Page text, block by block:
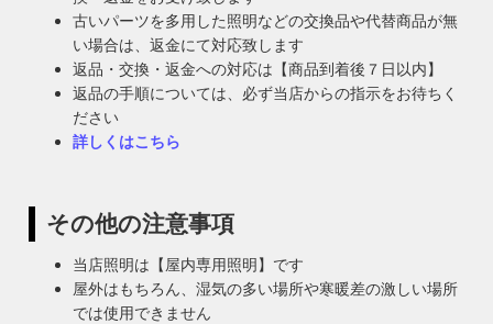
古いパーツを多用した照明などの交換品や代替商品が無
い場合は、返金にて対応致します
返品・交換・返金への対応は【商品到着後７日以内】
返品の手順については、必ず当店からの指示をお待ちく
ださい
詳しくはこちら
その他の注意事項
当店照明は【屋内専用照明】です
屋外はもちろん、湿気の多い場所や寒暖差の激しい場所
では使用できません